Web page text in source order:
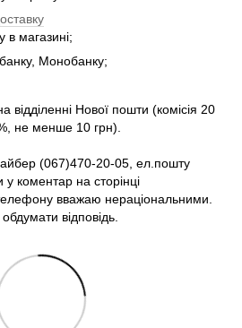
в магазині;
Монобанку;
відділенні Нової пошти (комісія 20
не менше 10 грн).
(067)470-20-05, ел.пошту
коментар на сторінці
вважаю нераціональними.
відповідь.